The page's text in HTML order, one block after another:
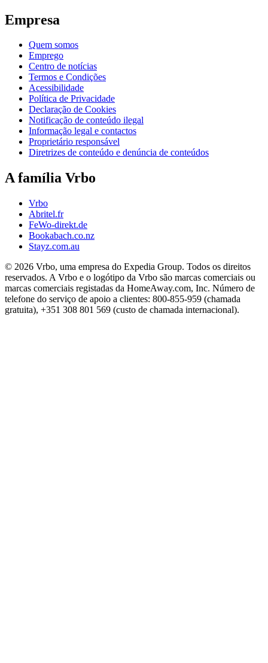
Empresa
Quem somos
Emprego
Centro de notícias
Termos e Condições
Acessibilidade
Política de Privacidade
Declaração de Cookies
Notificação de conteúdo ilegal
Informação legal e contactos
Proprietário responsável
Diretrizes de conteúdo e denúncia de conteúdos
A família Vrbo
Vrbo
Abritel.fr
FeWo-direkt.de
Bookabach.co.nz
Stayz.com.au
© 2026 Vrbo, uma empresa do Expedia Group. Todos os direitos
reservados. A Vrbo e o logótipo da Vrbo são marcas comerciais ou
marcas comerciais registadas da HomeAway.com, Inc. Número de
telefone do serviço de apoio a clientes: 800-855-959 (chamada
gratuita), +351 308 801 569 (custo de chamada internacional).